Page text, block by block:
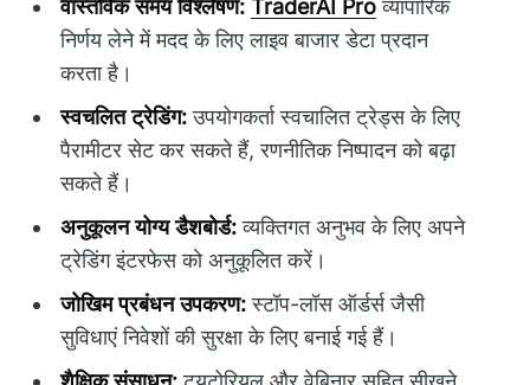
वास्तविक समय विश्लेषण: TraderAI Proव्यापारिक
निर्णय लेने में मदद के लिए लाइव बाजार डेटा प्रदान
करता है।
स्वचलित ट्रेडिंग:उपयोगकर्ता स्वचालित ट्रेड्स के लिए
पैरामीटर सेट कर सकते हैं, रणनीतिक निष्पादन को बढ़ा
सकते हैं।
अनुकूलन योग्य डैशबोर्ड:व्यक्तिगत अनुभव के लिए अपने
ट्रेडिंग इंटरफेस को अनुकूलित करें।
जोखिम प्रबंधन उपकरण:स्टॉप-लॉस ऑर्डर्स जैसी
सुविधाएं निवेशों की सुरक्षा के लिए बनाई गई हैं।